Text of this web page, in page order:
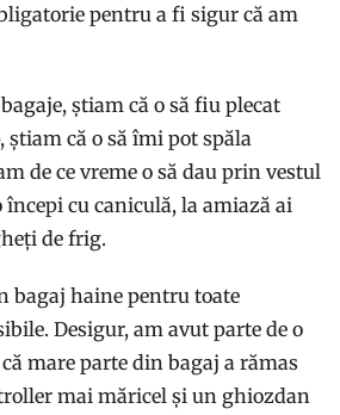
pentru a fi sigur că am
știam că o să fiu plecat
că o să îmi pot spăla
de ce vreme o să dau prin vestul
începi cu caniculă, la amiază ai
de frig.
bagaj haine pentru toate
Desigur, am avut parte de o
mare parte din bagaj a rămas
mai măricel și un ghiozdan